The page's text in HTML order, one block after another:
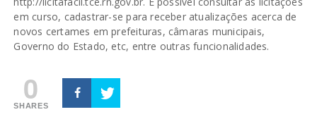
em curso, cadastrar-se para receber atualizações acerca de
novos certames em prefeituras, câmaras municipais,
Governo do Estado, etc, entre outras funcionalidades.
0
SHARES